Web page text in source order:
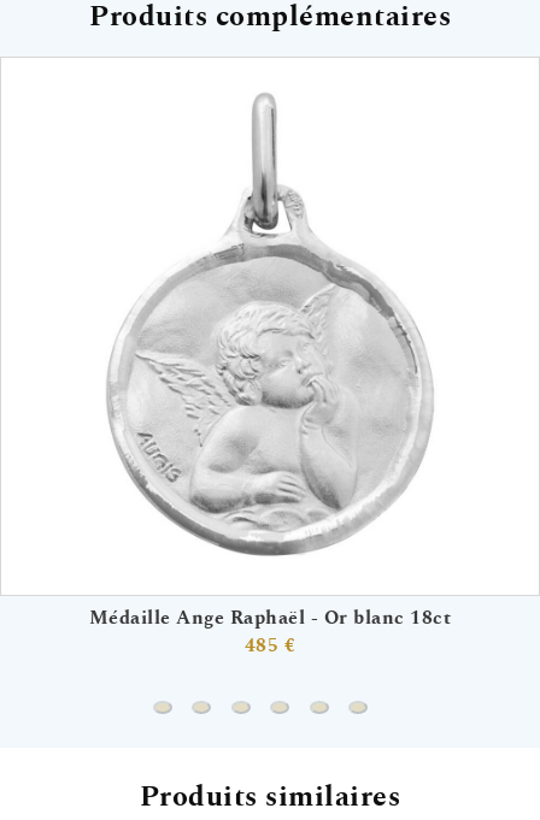
Produits complémentaires
Médaille Ange Raphaël - Or blanc 18ct
485 €
Produits similaires